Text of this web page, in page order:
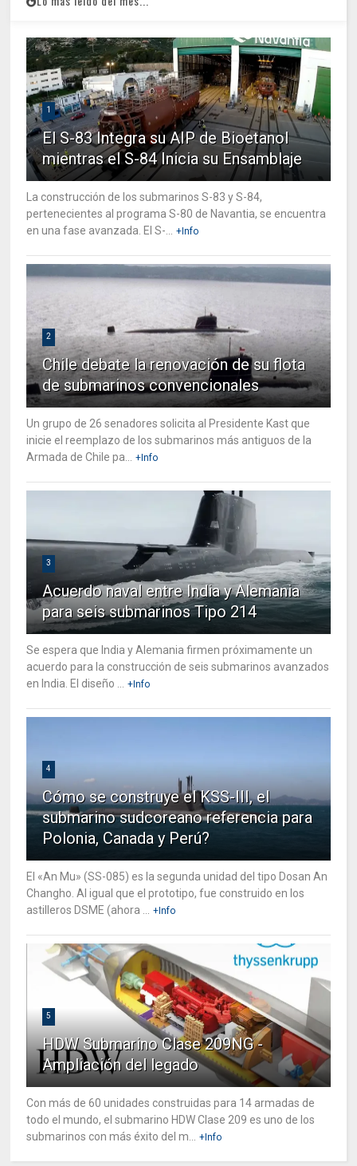
1
El S-83 Integra su AIP de Bioetanol
mientras el S-84 Inicia su Ensamblaje
La construcción de los submarinos S-83 y S-84,
pertenecientes al programa S-80 de Navantia, se encuentra
en una fase avanzada. El S-...
+Info
2
Chile debate la renovación de su flota
de submarinos convencionales
Un grupo de 26 senadores solicita al Presidente Kast que
inicie el reemplazo de los submarinos más antiguos de la
Armada de Chile pa...
+Info
3
Acuerdo naval entre India y Alemania
para seis submarinos Tipo 214
Se espera que India y Alemania firmen próximamente un
acuerdo para la construcción de seis submarinos avanzados
en India. El diseño ...
+Info
4
Cómo se construye el KSS-III, el
submarino sudcoreano referencia para
Polonia, Canada y Perú?
El «An Mu» (SS-085) es la segunda unidad del tipo Dosan An
Changho. Al igual que el prototipo, fue construido en los
astilleros DSME (ahora ...
+Info
5
HDW Submarino Clase 209NG -
Ampliación del legado
Con más de 60 unidades construidas para 14 armadas de
todo el mundo, el submarino HDW Clase 209 es uno de los
submarinos con más éxito del m...
+Info